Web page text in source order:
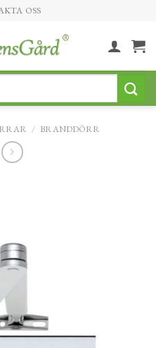
OSS
/ BRANDDÖRR